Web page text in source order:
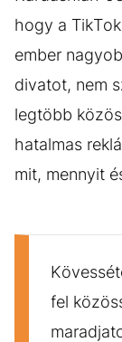
hogy a
ember
divatot, nem
legtöbb
hatalmas
mit, mennyit
fel